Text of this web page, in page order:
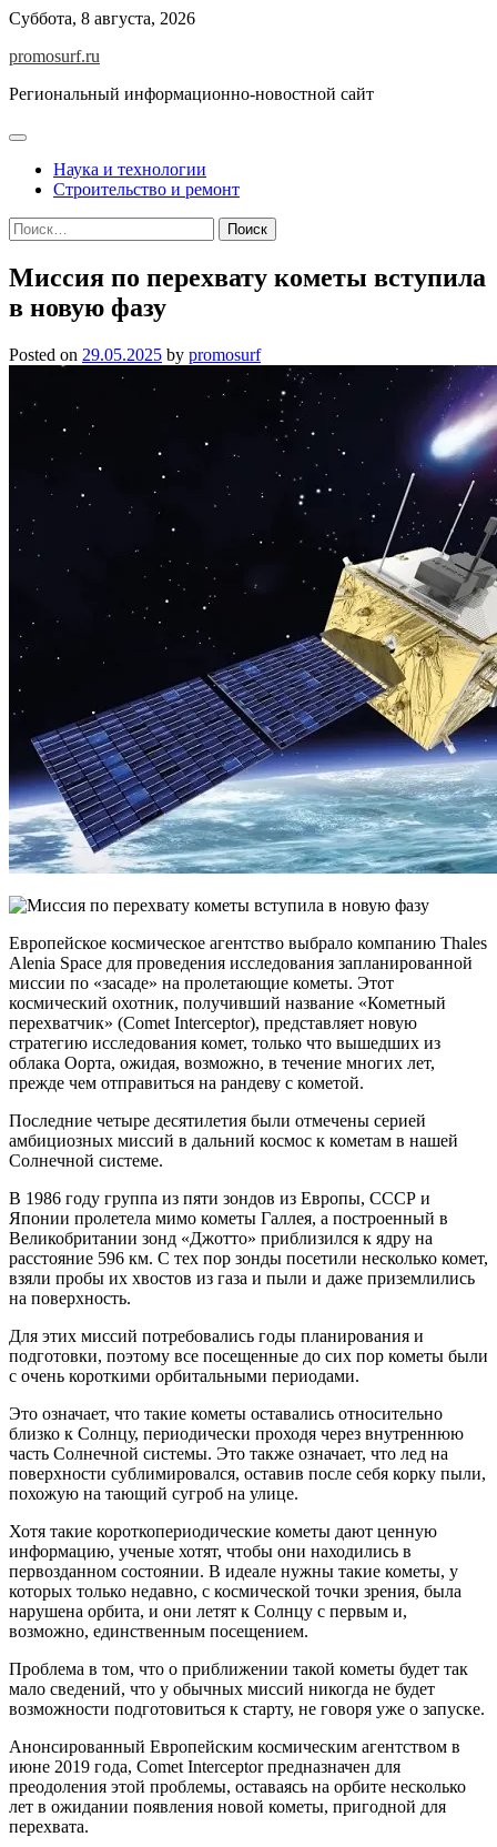
Skip
content
Суббота, 8 августа, 2026
promosurf.ru
Региональный информационно-новостной сайт
Наука и технологии
Строительство и ремонт
Найти:
Миссия по перехвату кометы вступила
в новую фазу
Posted on 29.05.2025 by promosurf
Европейское космическое агентство выбрало компанию Thales
Alenia Space для проведения исследования запланированной
миссии по «засаде» на пролетающие кометы. Этот
космический охотник, получивший название «Кометный
перехватчик» (Comet Interceptor), представляет новую
стратегию исследования комет, только что вышедших из
облака Оорта, ожидая, возможно, в течение многих лет,
прежде чем отправиться на рандеву с кометой.
Последние четыре десятилетия были отмечены серией
амбициозных миссий в дальний космос к кометам в нашей
Солнечной системе.
В 1986 году группа из пяти зондов из Европы, СССР и
Японии пролетела мимо кометы Галлея, а построенный в
Великобритании зонд «Джотто» приблизился к ядру на
расстояние 596 км. С тех пор зонды посетили несколько комет,
взяли пробы их хвостов из газа и пыли и даже приземлились
на поверхность.
Для этих миссий потребовались годы планирования и
подготовки, поэтому все посещенные до сих пор кометы были
с очень короткими орбитальными периодами.
Это означает, что такие кометы оставались относительно
близко к Солнцу, периодически проходя через внутреннюю
часть Солнечной системы. Это также означает, что лед на
поверхности сублимировался, оставив после себя корку пыли,
похожую на тающий сугроб на улице.
Хотя такие короткопериодические кометы дают ценную
информацию, ученые хотят, чтобы они находились в
первозданном состоянии. В идеале нужны такие кометы, у
которых только недавно, с космической точки зрения, была
нарушена орбита, и они летят к Солнцу с первым и,
возможно, единственным посещением.
Проблема в том, что о приближении такой кометы будет так
мало сведений, что у обычных миссий никогда не будет
возможности подготовиться к старту, не говоря уже о запуске.
Анонсированный Европейским космическим агентством в
июне 2019 года, Comet Interceptor предназначен для
преодоления этой проблемы, оставаясь на орбите несколько
лет в ожидании появления новой кометы, пригодной для
перехвата.